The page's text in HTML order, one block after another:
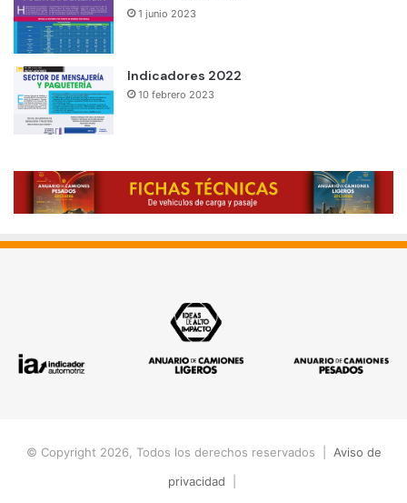
1 junio 2023
Indicadores 2022
10 febrero 2023
© Copyright 2026, Todos los derechos reservados | Aviso de
privacidad